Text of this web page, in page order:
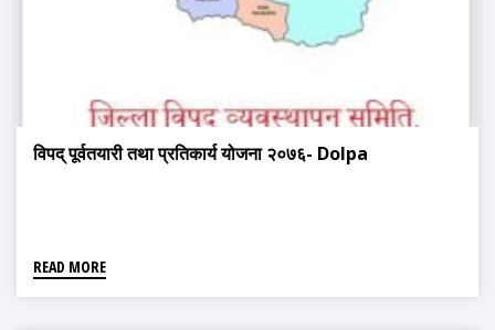
विपद् पूर्वतयारी तथा प्रतिकार्य योजना २०७६- Dolpa
READ MORE